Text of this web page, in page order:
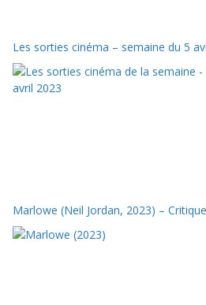
Les sorties cinéma – semaine du 5
Marlowe (Neil Jordan, 2023) –